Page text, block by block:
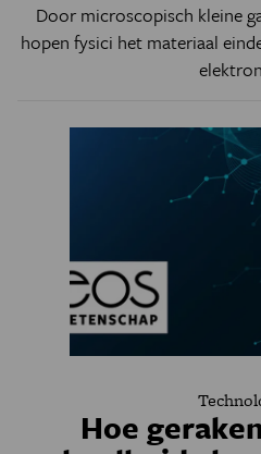
Door microscopisch kleine
hopen fysici het materiaal
Hoe